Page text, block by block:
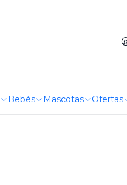
Bebés Mascotas Ofertas